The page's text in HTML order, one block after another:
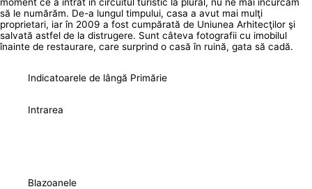
să le numărăm. De-a lungul timpului, casa a avut mai mulţi
proprietari, iar în 2009 a fost cumpărată de Uniunea Arhitecţilor şi
salvată astfel de la distrugere. Sunt câteva fotografii cu imobilul
înainte de restaurare, care surprind o casă în ruină, gata să cadă.
Indicatoarele de lângă Primărie
Intrarea
Blazoanele